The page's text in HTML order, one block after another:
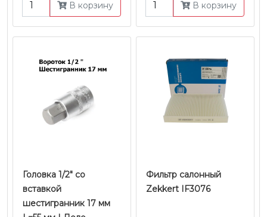
В корзину В корзину
Головка 1/2" со
вставкой
шестигранник 17 мм
Фильтр салонный
Zekkert IF3076